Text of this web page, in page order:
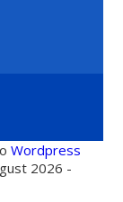
Wordpress
2026 -